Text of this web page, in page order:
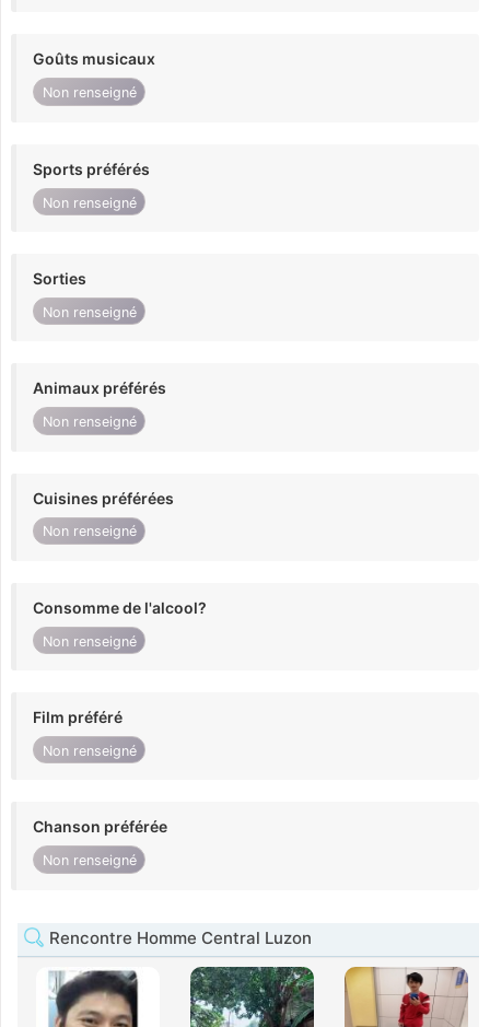
Goûts musicaux
Non renseigné
Sports préférés
Non renseigné
Sorties
Non renseigné
Animaux préférés
Non renseigné
Cuisines préférées
Non renseigné
Consomme de l'alcool?
Non renseigné
Film préféré
Non renseigné
Chanson préférée
Non renseigné
Rencontre Homme Central Luzon